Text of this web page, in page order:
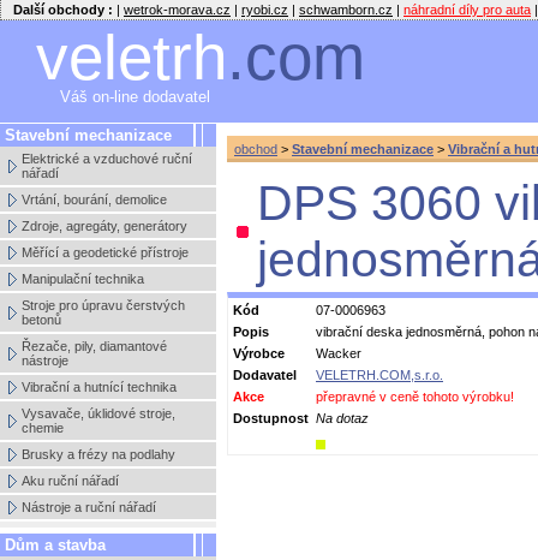
Další obchody : | wetrok-morava.cz | ryobi.cz | schwamborn.cz | náhradní díly pro auta |
veletrh.com
Váš on-line dodavatel
Stavební mechanizace
Elektrické a vzduchové ruční
nářadí
Vrtání, bourání, demolice
Zdroje, agregáty, generátory
Měřící a geodetické přístroje
Manipulační technika
Stroje pro úpravu čerstvých
betonů
Řezače, pily, diamantové
nástroje
Vibrační a hutnící technika
Vysavače, úklidové stroje,
chemie
Brusky a frézy na podlahy
Aku ruční nářadí
Nástroje a ruční nářadí
Dům a stavba
obchod > Stavební mechanizace > Vibrační a
DPS 3060
Kód
07-0006963
Popis
vibrační deska jednosměrná, pohon
Výrobce
Wacker
Dodavatel
VELETRH.COM,s.r.o.
Akce
přepravné v ceně tohoto výrobku!
Dostupnost Na dotaz